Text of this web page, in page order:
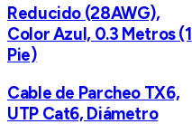
Reducido (28AWG),
Color Azul, 0.3 Metros (1
Pie)
Cable de Parcheo TX6,
UTP Cat6, Diámetro